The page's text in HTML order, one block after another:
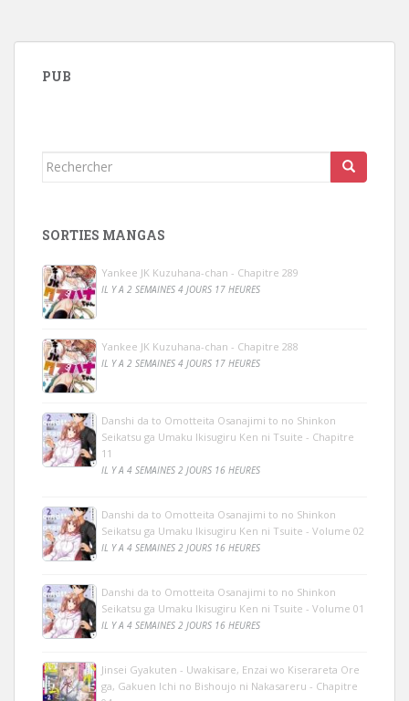
PUB
Rechercher...
SORTIES MANGAS
Yankee JK Kuzuhana-chan - Chapitre 289
IL Y A 2 SEMAINES 4 JOURS 17 HEURES
Yankee JK Kuzuhana-chan - Chapitre 288
IL Y A 2 SEMAINES 4 JOURS 17 HEURES
Danshi da to Omotteita Osanajimi to no Shinkon
Seikatsu ga Umaku Ikisugiru Ken ni Tsuite - Chapitre
11
IL Y A 4 SEMAINES 2 JOURS 16 HEURES
Danshi da to Omotteita Osanajimi to no Shinkon
Seikatsu ga Umaku Ikisugiru Ken ni Tsuite - Volume 02
IL Y A 4 SEMAINES 2 JOURS 16 HEURES
Danshi da to Omotteita Osanajimi to no Shinkon
Seikatsu ga Umaku Ikisugiru Ken ni Tsuite - Volume 01
IL Y A 4 SEMAINES 2 JOURS 16 HEURES
Jinsei Gyakuten - Uwakisare, Enzai wo Kiserareta Ore
ga, Gakuen Ichi no Bishoujo ni Nakasareru - Chapitre